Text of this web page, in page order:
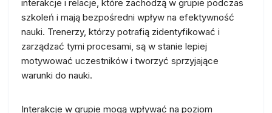
interakcje i relacje, które zachodzą w grupie podczas
szkoleń i mają bezpośredni wpływ na efektywność
nauki. Trenerzy, którzy potrafią zidentyfikować i
zarządzać tymi procesami, są w stanie lepiej
motywować uczestników i tworzyć sprzyjające
warunki do nauki.
Interakcje w grupie mogą wpływać na poziom